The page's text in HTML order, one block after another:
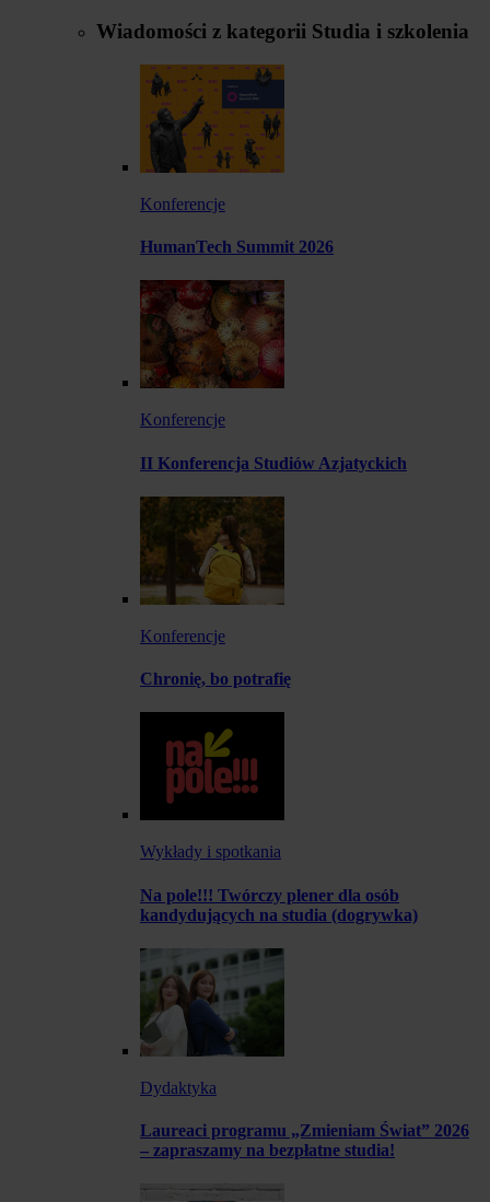
Wiadomości z kategorii Studia i szkolenia
Konferencje
HumanTech Summit 2026
Konferencje
II Konferencja Studiów Azjatyckich
Konferencje
Chronię, bo potrafię
Wykłady i spotkania
Na pole!!! Twórczy plener dla osób
kandydujących na studia (dogrywka)
Dydaktyka
Laureaci programu „Zmieniam Świat” 2026
– zapraszamy na bezpłatne studia!